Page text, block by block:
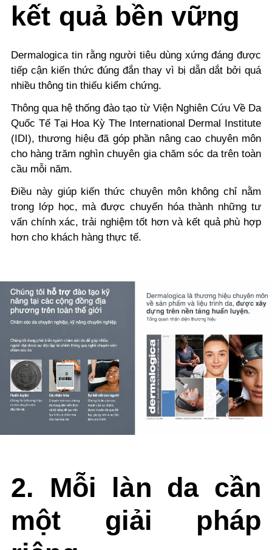
kết quả bền vững
Dermalogica tin rằng người tiêu dùng xứng đáng được
tiếp cận kiến thức đúng đắn thay vì bị dẫn dắt bởi quá
nhiều thông tin thiếu kiểm chứng.
Thông qua hệ thống đào tạo từ Viện Nghiên Cứu Về Da
Quốc Tế Tại Hoa Kỳ The International Dermal Institute
(IDI), thương hiệu đã góp phần nâng cao chuyên môn
cho hàng trăm nghìn chuyên gia chăm sóc da trên toàn
cầu mỗi năm.
Điều này giúp kiến thức chuyên môn không chỉ nằm
trong lớp học, mà được chuyển hóa thành những tư
vấn chính xác, trải nghiệm tốt hơn và kết quả phù hợp
hơn cho khách hàng thực tế.
2. Mỗi làn da cần
một giải pháp